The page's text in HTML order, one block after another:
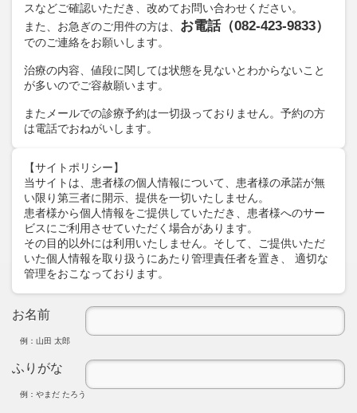
スなどご確認いただき、改めてお問い合わせください。
また、お急ぎのご用件の方は、 お電話（082-423-9833）
でのご連絡をお願いします。
治療の内容、値段に関しては状態を見ないとわからないこと
が多いのでご容赦願います。
またメールでの診療予約は一切扱っておりません。予約の方
は電話でおねがいします。
【サイトポリシー】
当サイトは、患者様の個人情報について、患者様の承諾が無
い限り第三者に開示、提供を一切いたしません。
患者様から個人情報をご提供していただき、患者様へのサー
ビスにご利用させていただく場合があります。
その目的以外には利用いたしません。そして、ご提供いただ
いた個人情報を取り扱うにあたり管理責任者を置き、 適切な
管理をおこなっております。
お名前
例：山田 太郎
ふりがな
例：やまだ たろう